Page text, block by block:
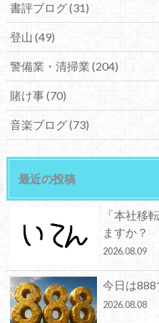
書評ブログ(31)
登山 (49)
警備業・清掃業 (204)
賭け事(70)
音楽ブログ(73)
最近の投稿
「本社移
ますか？
2026.08.09
今日は888
2026.08.08